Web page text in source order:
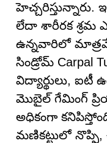
హెచ్చరిస్తున్నారు.
లేదా శారీరక శ్రమ
ఉన్నవారిలో
సిండ్రోమ్ Carpal
విద్యార్థులు, ఐటీ
మొబైల్ గేమింగ్
అధికంగా
మణికట్టులో నొప్పి,